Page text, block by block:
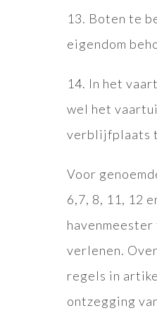
13. Boten te
eigendom
14. In het
wel het
verblijfplaats
Voor
6,7, 8, 11, 12
verlenen.
regels in
ontzegging